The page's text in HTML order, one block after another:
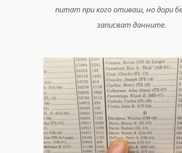
питат при кого отиваш, но дори
записват данните.